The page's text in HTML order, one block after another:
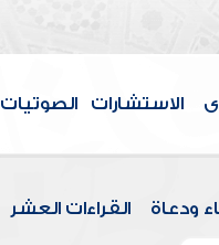
الاستشارات الصوتيات
ودعاة القراءات العشر